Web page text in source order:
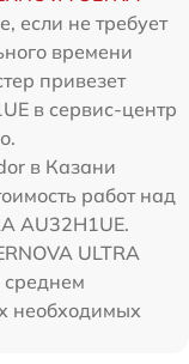
если не требует
времени
привезет
в сервис-центр
в Казани
работ над
AU32H1UE.
ULTRA
среднем
необходимых